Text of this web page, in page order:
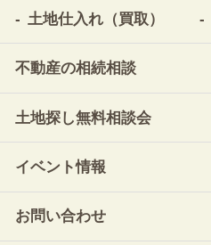
土地仕入れ（買取）
不動産の相続相談
土地探し無料相談会
イベント情報
お問い合わせ